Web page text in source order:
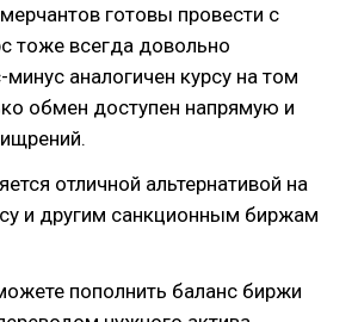
готовы провести с
тоже всегда довольно
аналогичен курсу на том
обмен доступен напрямую и
отличной альтернативой на
и другим санкционным биржам
пополнить баланс биржи